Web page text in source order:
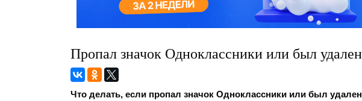
Пропал значок Одноклассники или был
Что делать, если пропал значок Одноклассники или был